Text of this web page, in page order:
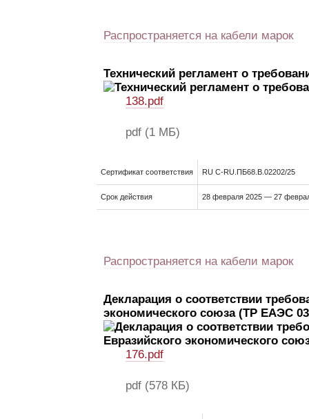
Распространяется на кабели марок
Технический регламент о
138.pdf
pdf (1 МБ)
Сертификат соответствия RU С-RU.ПБ68.В.02202/25
Срок действия 28 февраля 2025 — 27
Распространяется на кабели марок
Декларация о соответствии
экономического союза (ТР ЕАЭС
176.pdf
pdf (578 КБ)